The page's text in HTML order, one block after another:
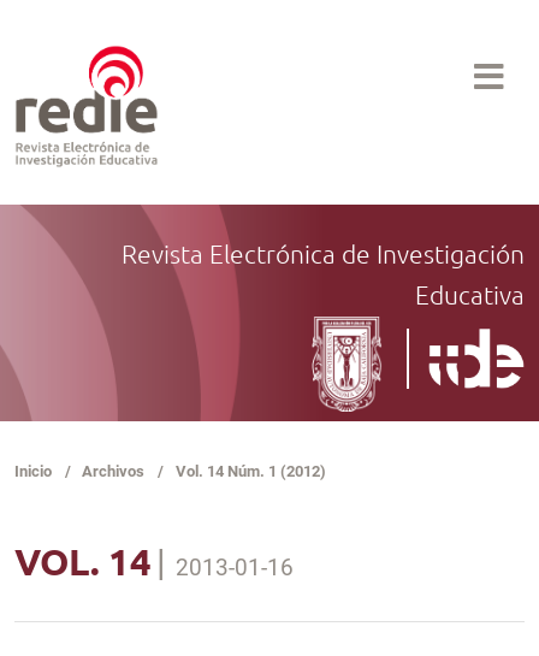
Revista Electrónica de Investigación
Educativa
Inicio / Archivos / Vol. 14 Núm. 1 (2012)
VOL. 14 | 2013-01-16